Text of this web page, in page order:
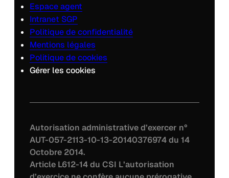
Espace agent
Intranet SGP
Politique de confidentialité
Mentions légales
Politique de cookies
Gérer les cookies
Autorisation administrative d’exercer n°
AUT-057-2113-10-13-20140376974 du 14
Octobre 2014.
Article L612-14 du CSI L’autorisation